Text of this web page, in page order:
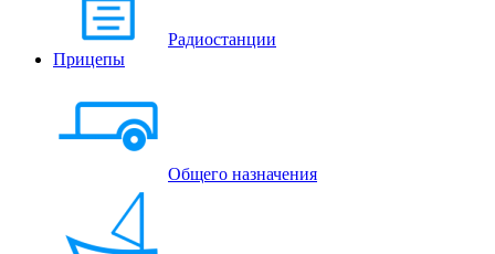
Радиостанции
Прицепы
Общего назначения